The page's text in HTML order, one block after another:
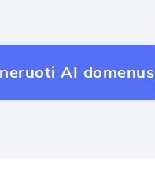
AI domenus